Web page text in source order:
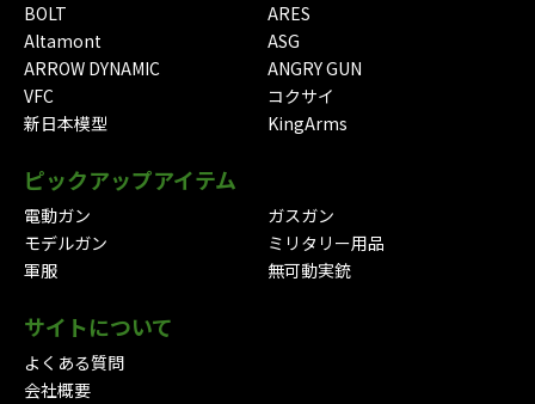
BOLT
ARES
Altamont
ASG
ARROW DYNAMIC
ANGRY GUN
VFC
コクサイ
新日本模型
KingArms
ピックアップアイテム
電動ガン
ガスガン
モデルガン
ミリタリー用品
軍服
無可動実銃
サイトについて
よくある質問
会社概要